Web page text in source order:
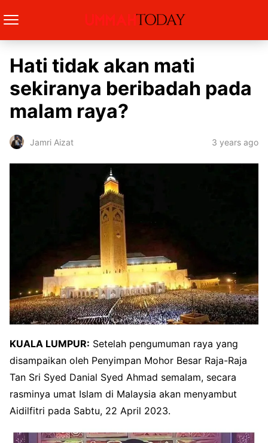
Hati tidak akan mati
sekiranya beribadah pada
malam raya?
Jamri Aizat 3 years ago
KUALA LUMPUR: Setelah pengumuman raya yang
disampaikan oleh Penyimpan Mohor Besar Raja-Raja
Tan Sri Syed Danial Syed Ahmad semalam, secara
rasminya umat Islam di Malaysia akan menyambut
Aidilfitri pada Sabtu, 22 April 2023.